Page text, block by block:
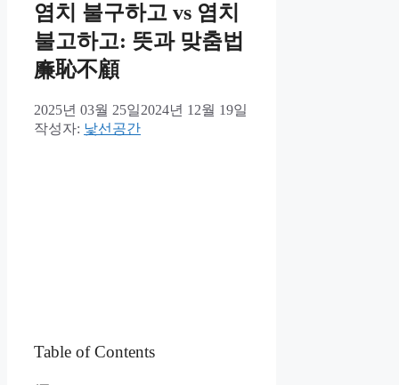
염치 불구하고 vs 염치
불고하고: 뜻과 맞춤법
廉恥不顧
2025년 03월 25일2024년 12월 19일
작성자: 낯선공간
Table of Contents